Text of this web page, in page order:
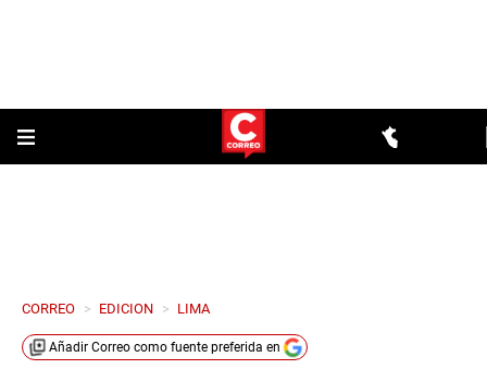
CORREO > EDICION > LIMA
Añadir Correo como fuente preferida en